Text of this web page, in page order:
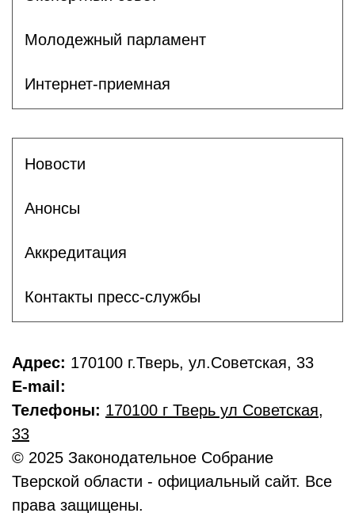
Молодежный парламент
Интернет-приемная
Новости
Анонсы
Аккредитация
Контакты пресс-службы
Адрес: 170100 г.Тверь, ул.Советская, 33
E-mail:
Телефоны: 170100 г Тверь ул Советская,
33
© 2025 Законодательное Собрание
Тверской области - официальный сайт. Все
права защищены.